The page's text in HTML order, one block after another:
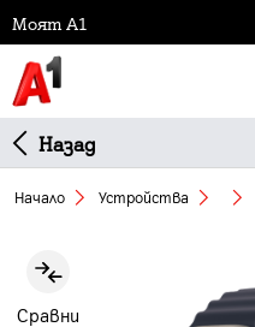
Моят А1
Назад
Начало Устройства
Сравни